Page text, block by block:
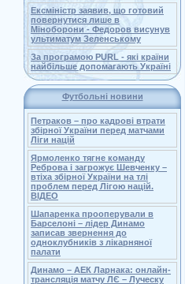
Ексміністр заявив, що готовий
повернутися лише в
Міноборони - Федоров висунув
ультиматум Зеленському
За програмою PURL - які країни
найбільше допомагають Україні
Футбольні новини
Петраков – про кадрові втрати
збірної України перед матчами
Ліги націй
Ярмоленко тягне команду
Реброва і загрожує Шевченку –
втіха збірної України на тлі
проблем перед Лігою націй.
ВІДЕО
Шапаренка прооперували в
Барселоні – лідер Динамо
записав звернення до
одноклубників з лікарняної
палати
Динамо – АЕК Ларнака: онлайн-
трансляція матчу ЛЄ – Луческу